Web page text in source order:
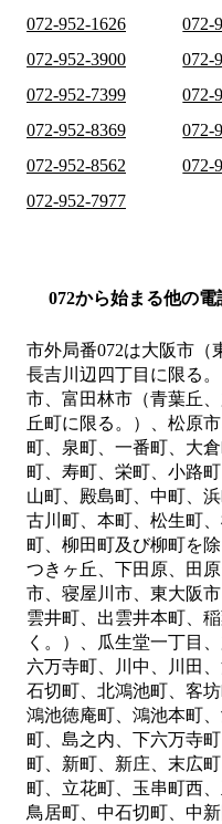
072-952-1626
072-
072-952-3900
072-
072-952-7399
072-
072-952-8369
072-
072-952-8562
072-
072-952-7977
072から始まる他の電
市外局番072は大阪市（
長吉川辺四丁目に限る
市、富田林市（青葉丘
丘町に限る。）、松原
町、泉町、一番町、大
町、寿町、栄町、小路
山町、殿島町、中町、
古川町、本町、松生町
町、柳田町及び柳町を
つきヶ丘、下田原、田
市、寝屋川市、東大阪
雲井町、出雲井本町、
く。）、瓜生堂一丁目
六万寺町、川中、川田
石切町、北鴻池町、客
鴻池徳庵町、鴻池本町
町、島之内、下六万寺
町、新町、新庄、末広
町、立花町、玉串町西
鳥居町、中石切町、中